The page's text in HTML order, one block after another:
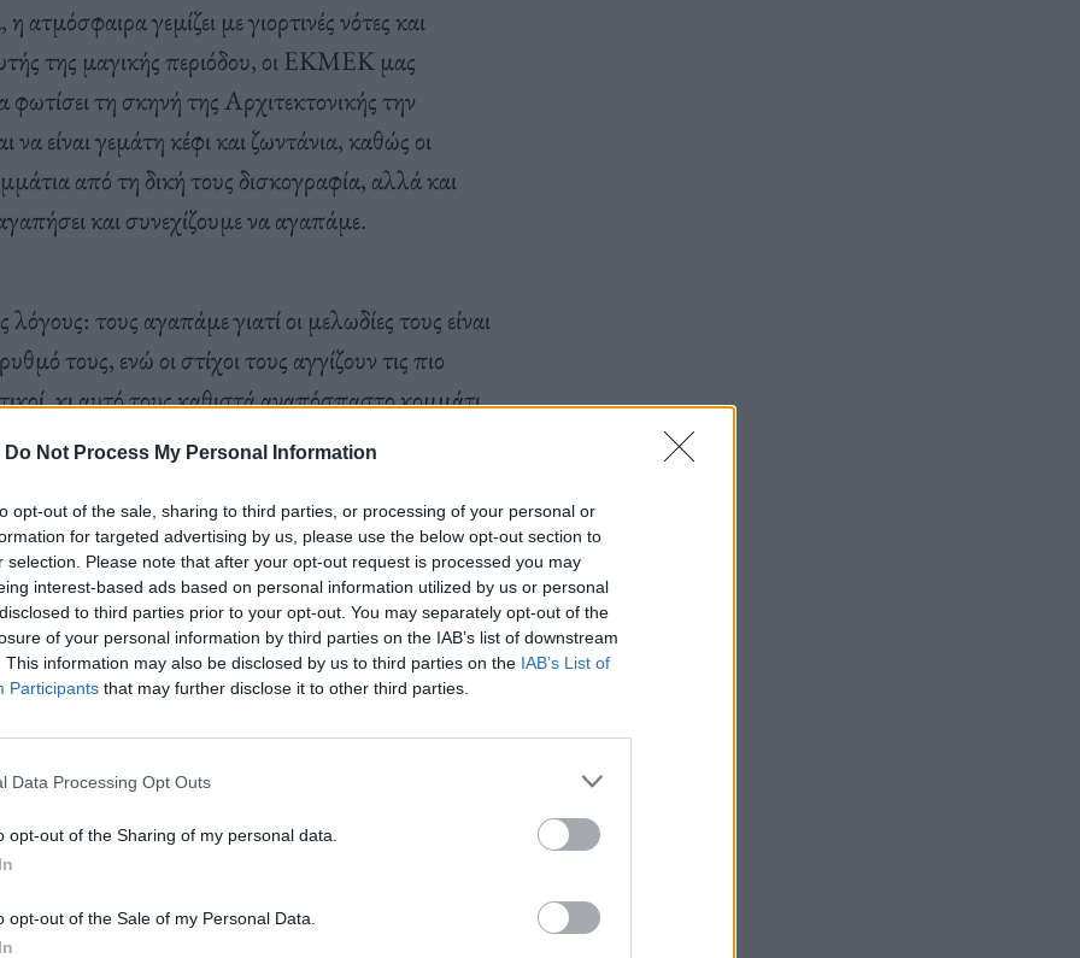
Do Not Process My Personal Information
opt-out of the sale, sharing to third parties, or processing of your personal or
for targeted advertising by us, please use the below opt-out section to
selection. Please note that after your opt-out request is processed you may
interest-based ads based on personal information utilized by us or personal
to third parties prior to your opt-out. You may separately opt-out of the
of your personal information by third parties on the IAB’s list of downstream
This information may also be disclosed by us to third parties on the IAB’s List of
Participants that may further disclose it to other third parties.
Data Processing Opt Outs
opt-out of the Sharing of my personal data.
opt-out of the Sale of my Personal Data.
ατμόσφαιρα γεμίζει με γιορτινές νότες και
της μαγικής περιόδου, οι ΕΚΜΕΚ μας
τη σκηνή της Αρχιτεκτονικής την
είναι γεμάτη κέφι και ζωντάνια, καθώς οι
από τη δική τους δισκογραφία, αλλά και
και συνεχίζουμε να αγαπάμε.
τους αγαπάμε γιατί οι μελωδίες τους είναι
τους, ενώ οι στίχοι τους αγγίζουν τις πιο
κι αυτό τους καθιστά αναπόσπαστο κομμάτι